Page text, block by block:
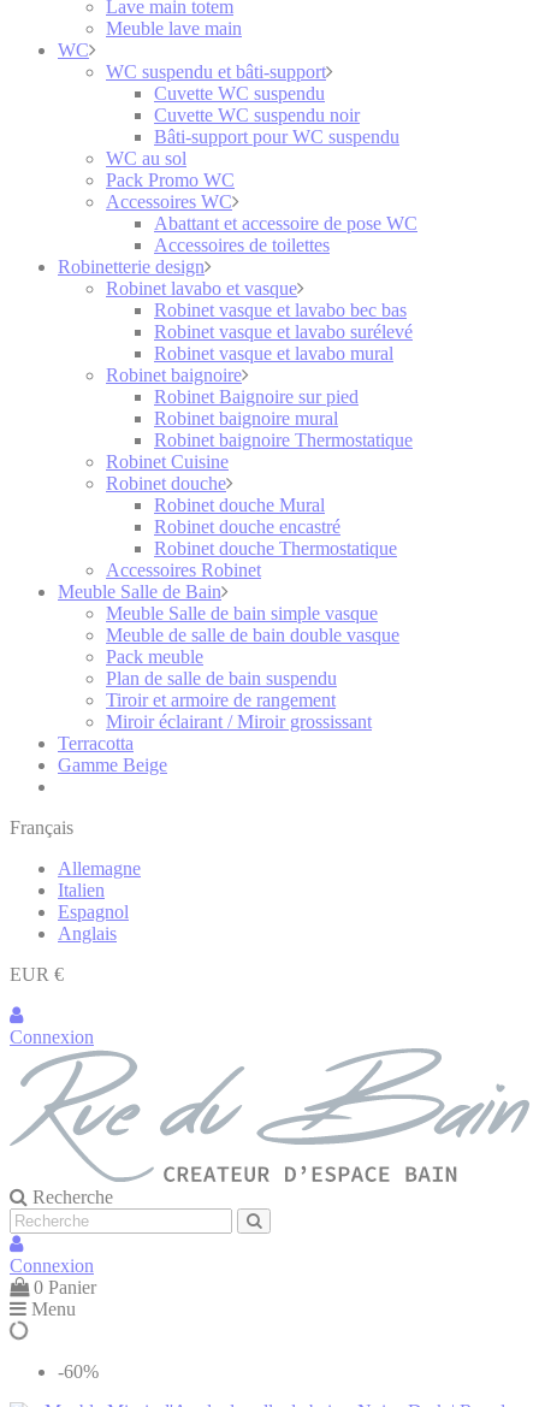
Lave main totem
Meuble lave main
WC
WC suspendu et bâti-support
Cuvette WC suspendu
Cuvette WC suspendu noir
Bâti-support pour WC suspendu
WC au sol
Pack Promo WC
Accessoires WC
Abattant et accessoire de pose WC
Accessoires de toilettes
Robinetterie design
Robinet lavabo et vasque
Robinet vasque et lavabo bec bas
Robinet vasque et lavabo surélevé
Robinet vasque et lavabo mural
Robinet baignoire
Robinet Baignoire sur pied
Robinet baignoire mural
Robinet baignoire Thermostatique
Robinet Cuisine
Robinet douche
Robinet douche Mural
Robinet douche encastré
Robinet douche Thermostatique
Accessoires Robinet
Meuble Salle de Bain
Meuble Salle de bain simple vasque
Meuble de salle de bain double vasque
Pack meuble
Plan de salle de bain suspendu
Tiroir et armoire de rangement
Miroir éclairant / Miroir grossissant
Terracotta
Gamme Beige
Français
Allemagne
Italien
Espagnol
Anglais
EUR €
Connexion
Recherche
Connexion
0 Panier
Menu
-60%